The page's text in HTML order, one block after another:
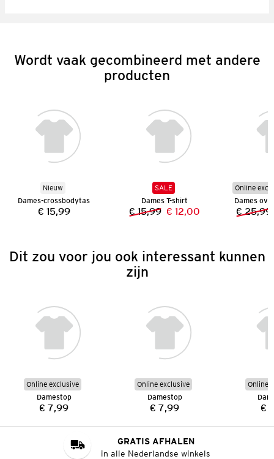
Wordt vaak gecombineerd met andere
producten
Nieuw
Dames-crossbodytas
Prijs:
€ 15,99
SALE
Dames T-shirt
Vorige prijs:
€ 15,99 Nieuwe prijs:
€ 12,00
Online
€ 25,99
Dit zou voor jou ook interessant kunnen
zijn
Online exclusive
Damestop
Prijs:
€ 7,99
Online exclusive
Damestop
Prijs:
€ 7,99
Online
€
GRATIS AFHALEN
in alle Nederlandse winkels